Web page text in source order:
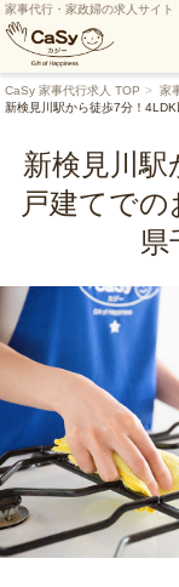
家事代行・家政婦の求人サイト
CaSy 家事代行求人 TOP 家
新検見川駅から徒歩7分！4LDK
新検見川駅
戸建てで
県